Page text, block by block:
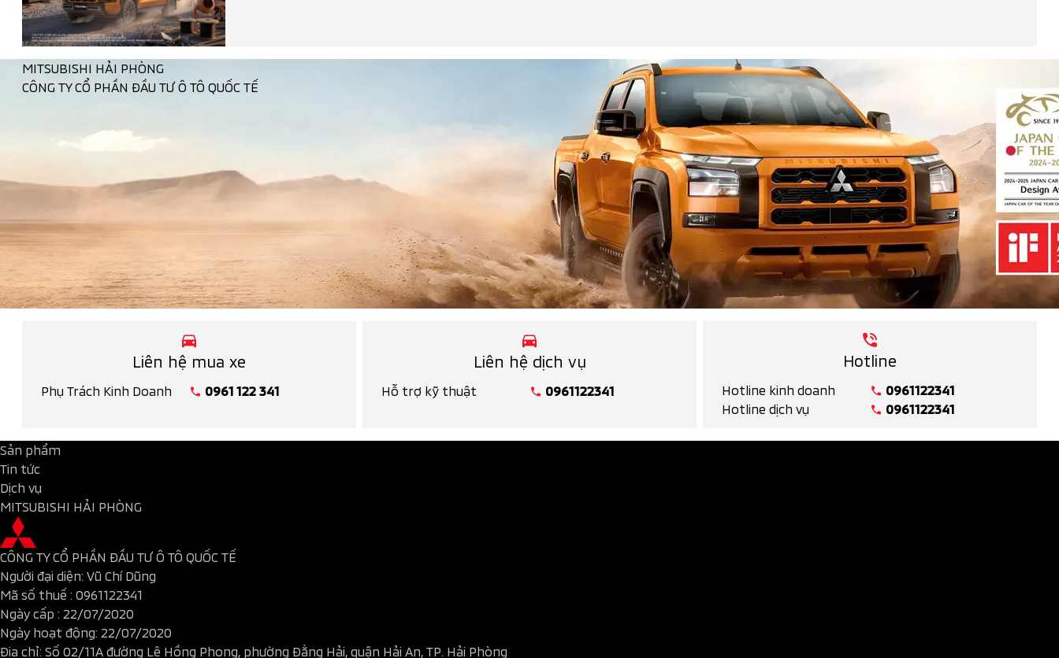
MITSUBISHI HẢI PHÒNG
CÔNG TY CỔ PHẦN ĐẦU TƯ Ô TÔ QUỐC TẾ
Liên hệ mua xe
Phụ Trách Kinh Doanh 0961 122 341
Liên hệ dịch vụ
Hỗ trợ kỹ thuật 0961122341
Hotline
Hotline kinh doanh
Hotline dịch vụ
0961122341
0961122341
Sản phẩm
Tin tức
Dịch vụ
MITSUBISHI HẢI PHÒNG
CÔNG TY CỔ PHẦN ĐẦU TƯ Ô TÔ QUỐC TẾ
Người đại diện: Vũ Chí Dũng
Mã số thuế : 0961122341
Ngày cấp : 22/07/2020
Ngày hoạt động: 22/07/2020
Địa chỉ: Số 02/11A đường Lê Hồng Phong, phường Đằng Hải, quận Hải An, TP. Hải Phòng